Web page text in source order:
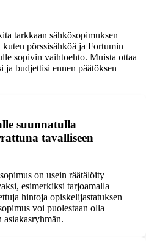
tarkkaan sähkösopimuksen
pörssisähköä ja Fortumin
sopivin vaihtoehto. Muista ottaa
ja budjettisi ennen päätöksen
suunnatulla
tavalliseen
on usein räätälöity
esimerkiksi tarjoamalla
hintoja opiskelijastatuksen
voi puolestaan olla
asiakasryhmän.